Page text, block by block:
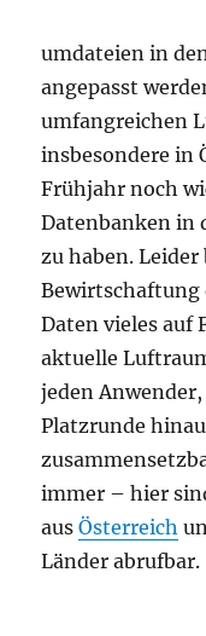
umdateien in
angepasst
umfangreichen
insbesondere in
Frühjahr noch
Datenbanken in
zu haben.
Bewirtschaftung
Daten vieles
aktuelle
jeden
Platzrunde
immer – hier
ausÖsterreich
Länder abrufbar.